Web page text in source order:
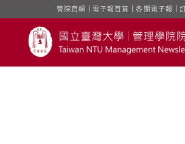
管院官網 電子報首頁 ｜各期電子報